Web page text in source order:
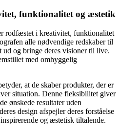
funktionalitet og æstetik
rodfæstet i kreativitet, funktionalitet
alle nødvendige redskaber til
og bringe deres visioner til live.
med omhyggelig
at de skaber produkter, der er
situation. Denne fleksibilitet giver
ønskede resultater uden
design afspejler deres forståelse
og æstetisk tiltalende.